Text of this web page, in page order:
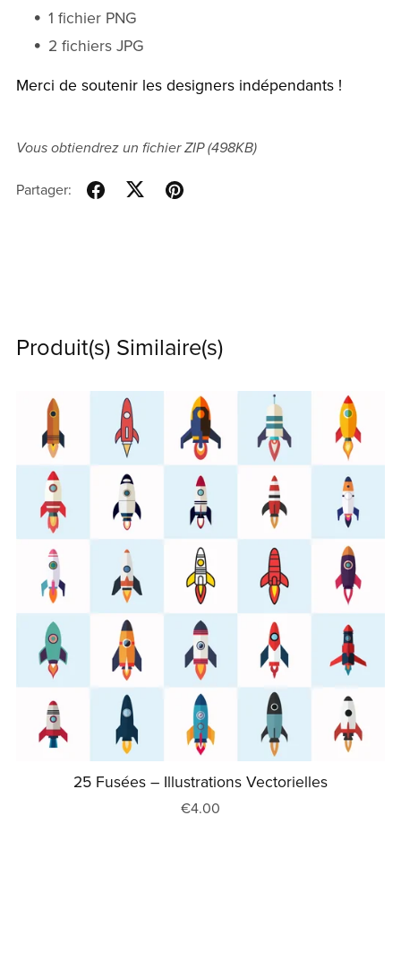
1 fichier PNG
2 fichiers JPG
Merci de soutenir les designers indépendants !
Vous obtiendrez un fichier ZIP(498KB)
Partager:
Produit(s) Similaire(s)
25 Fusées – Illustrations Vectorielles
€4.00